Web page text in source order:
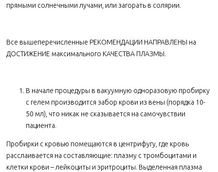
прямыми солнечными лучами, или загорать в солярии.
Все вышеперечисленные РЕКОМЕНДАЦИИ НАПРАВЛЕНЫ на
ДОСТИЖЕНИЕ максимального КАЧЕСТВА ПЛАЗМЫ.
В начале процедуры в вакуумную одноразовую пробирку
с гелем производится забор крови из вены (порядка 10-
50 мл), что никак не сказывается на самочувствии
пациента.
Пробирки с кровью помещаются в центрифугу, где кровь
расслаивается на составляющие: плазму с тромбоцитами и
клетки крови – лейкоциты и эритроциты. Выделенная плазма